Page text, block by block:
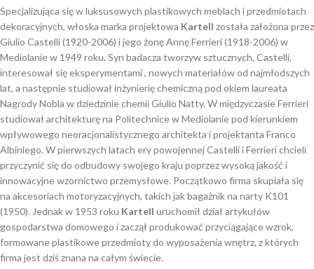
Specjalizująca się w luksusowych plastikowych meblach i przedmiotach
dekoracyjnych, włoska marka projektowa Kartell została założona przez
Giulio Castelli (1920-2006) i jego żonę Annę Ferrieri (1918-2006) w
Mediolanie w 1949 roku. Syn badacza tworzyw sztucznych, Castelli,
interesował się eksperymentami , nowych materiałów od najmłodszych
lat, a następnie studiował inżynierię chemiczną pod okiem laureata
Nagrody Nobla w dziedzinie chemii Giulio Natty. W międzyczasie Ferrieri
studiował architekturę na Politechnice w Mediolanie pod kierunkiem
wpływowego neoracjonalistycznego architekta i projektanta Franco
Albiniego. W pierwszych latach ery powojennej Castelli i Ferrieri chcieli
przyczynić się do odbudowy swojego kraju poprzez wysoką jakość i
innowacyjne wzornictwo przemysłowe. Początkowo firma skupiała się
na akcesoriach motoryzacyjnych, takich jak bagażnik na narty K101
(1950). Jednak w 1953 roku Kartell uruchomił dział artykułów
gospodarstwa domowego i zaczął produkować przyciągające wzrok,
formowane plastikowe przedmioty do wyposażenia wnętrz, z których
firma jest dziś znana na całym świecie.